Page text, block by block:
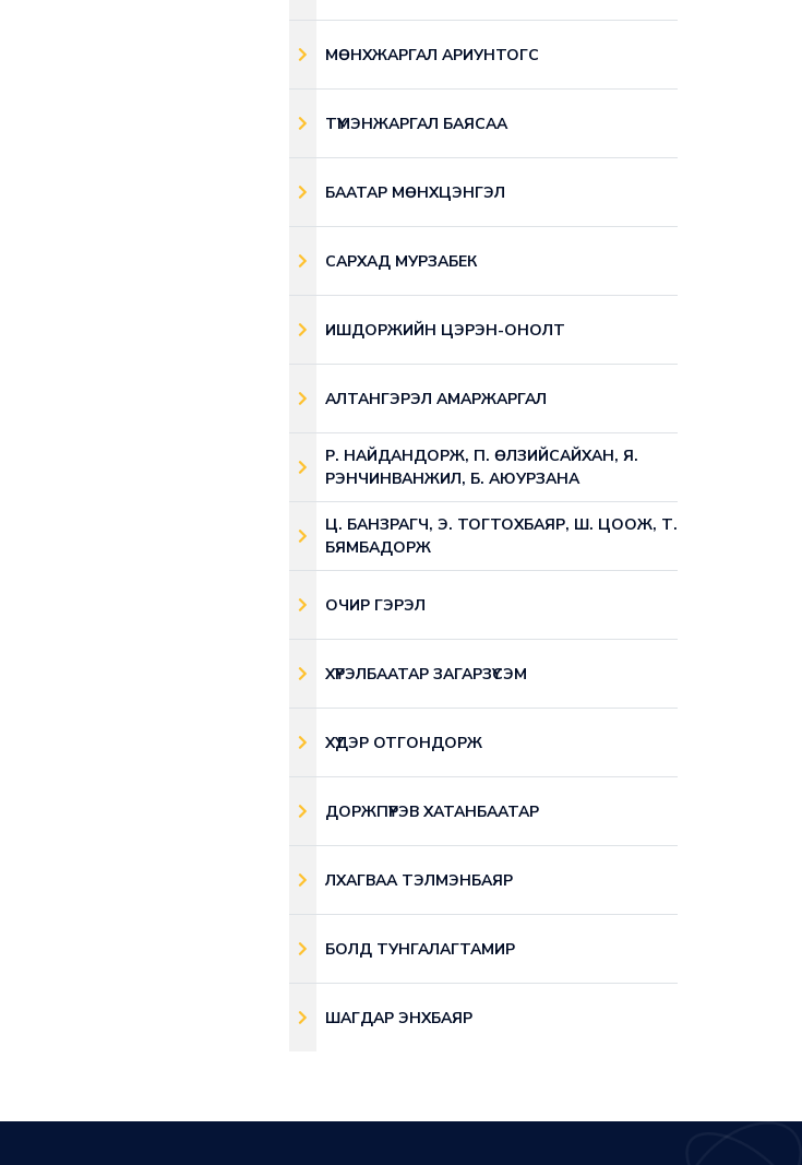
МӨНХЖАРГАЛ АРИУНТОГС
ТҮМЭНЖАРГАЛ БАЯСАА
БААТАР МӨНХЦЭНГЭЛ
САРХАД МУРЗАБЕК
ИШДОРЖИЙН ЦЭРЭН-ОНОЛТ
АЛТАНГЭРЭЛ АМАРЖАРГАЛ
Р. НАЙДАНДОРЖ, П. ӨЛЗИЙСАЙХАН, Я.
РЭНЧИНВАНЖИЛ, Б. АЮУРЗАНА
Ц. БАНЗРАГЧ, Э. ТОГТОХБАЯР, Ш. ЦООЖ, Т.
БЯМБАДОРЖ
ОЧИР ГЭРЭЛ
ХҮРЭЛБААТАР ЗАГАРЗҮСЭМ
ХҮДЭР ОТГОНДОРЖ
ДОРЖПҮРЭВ ХАТАНБААТАР
ЛХАГВАА ТЭЛМЭНБАЯР
БОЛД ТУНГАЛАГТАМИР
ШАГДАР ЭНХБАЯР